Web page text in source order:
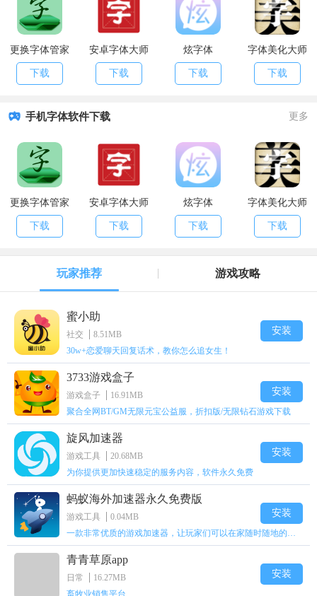
更换字体管家
下载
安卓字体大师
下载
炫字体
下载
字体美化大师
下载
手机字体软件下载 更多
更换字体管家
下载
安卓字体大师
下载
炫字体
下载
字体美化大师
下载
玩家推荐 游戏攻略
蜜小助
社交
8.51MB
30w+恋爱聊天回复话术，教你怎么追女生！
安装
3733游戏盒子
游戏盒子
16.91MB
聚合全网BT/GM无限元宝公益服，折扣版/无限钻石游戏下载
安装
旋风加速器
游戏工具
20.68MB
为你提供更加快速稳定的服务内容，软件永久免费
安装
蚂蚁海外加速器永久免费版
游戏工具
0.04MB
安装
青青草原app
日常
16.27MB
畜牧业销售平台
安装